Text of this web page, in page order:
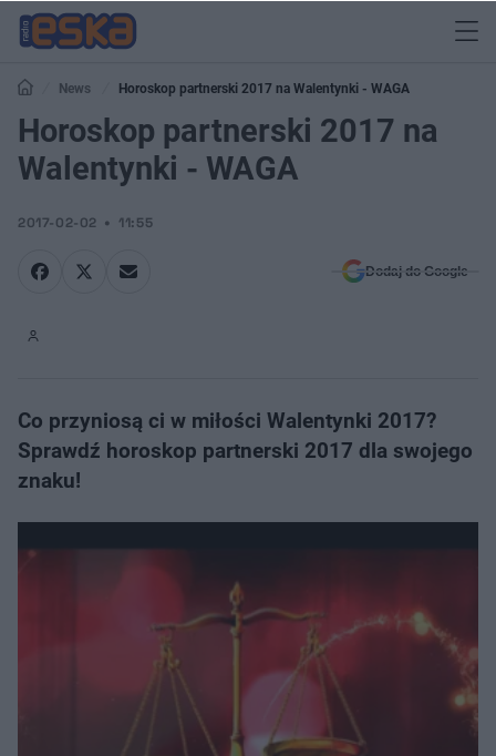
News Horoskop partnerski 2017 na Walentynki - WAGA
Horoskop partnerski 2017 na
Walentynki - WAGA
2017-02-02 11:55
Dodaj do Google
Co przyniosą ci w miłości Walentynki 2017?
Sprawdź horoskop partnerski 2017 dla swojego
znaku!